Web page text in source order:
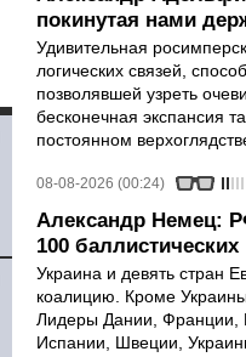
покинутая нами
Удивительная
логических связей,
позволявшей узреть
бесконечная экспансия
постоянном
08-08-2026 (00:24)
Александр Немец:
100 баллистических
Украина и девять стран
коалицию. Кроме
Лидеры Дании, Франции,
Испании, Швеции,